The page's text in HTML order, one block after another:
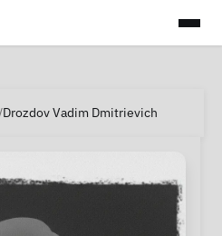
Drozdov Vadim Dmitrievich